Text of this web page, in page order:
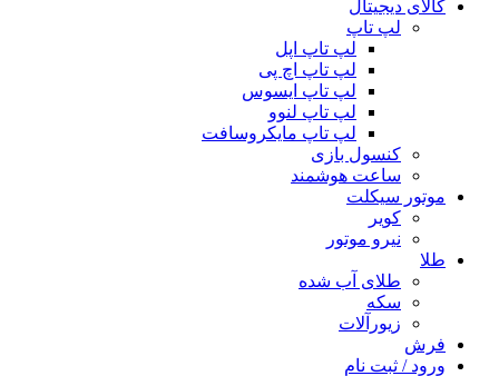
کالای دیجیتال
لپ تاپ
لپ تاپ اپل
لپ تاپ اچ پی
لپ تاپ ایسوس
لپ تاپ لنوو
لپ تاپ مایکروسافت
کنسول بازی
ساعت هوشمند
موتور سیکلت
کویر
نیرو موتور
طلا
طلای آب شده
سکه
زیورآلات
فرش
ورود / ثبت نام